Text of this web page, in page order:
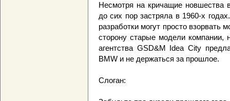
Несмотря на кричащие новшества
до сих пор застряла в 1960-х
разработки могут просто взорвать
сторону старые модели компании,
агентства GSD&M Idea City
BMW и не держаться за прошлое.
Слоган: